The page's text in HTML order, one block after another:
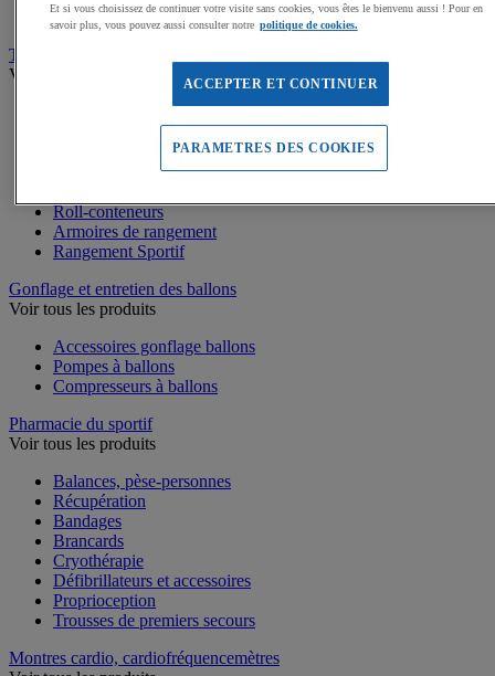
Podiums de sport
Transport et Rangement
Voir tous les produits
Sacs et Filets à ballons
Chariots de manutention
Coffres et malles de rangement
Roll-conteneurs
Armoires de rangement
Rangement Sportif
Gonflage et entretien des ballons
Voir tous les produits
Accessoires gonflage ballons
Pompes à ballons
Compresseurs à ballons
Pharmacie du sportif
Voir tous les produits
Balances, pèse-personnes
Récupération
Bandages
Brancards
Cryothérapie
Défibrillateurs et accessoires
Proprioception
Trousses de premiers secours
Montres cardio, cardiofréquencemètres
Et si vous choisissez de continuer votre visite sans cookies, vous êtes le bienvenu aussi ! Pour en
savoir plus, vous pouvez aussi consulter notre politique de cookies.
ACCEPTER ET CONTINUER
PARAMETRES DES COOKIES